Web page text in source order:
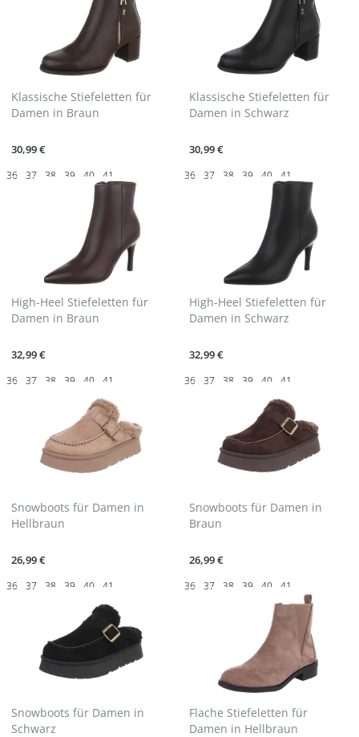
Klassische Stiefeletten für
Damen in Braun
30,99 €
36 37 38 39 40 41
Klassische Stiefeletten für
Damen in Schwarz
30,99 €
36 37 38 39 40 41
High-Heel Stiefeletten für
Damen in Braun
32,99 €
36 37 38 39 40 41
High-Heel Stiefeletten für
Damen in Schwarz
32,99 €
36 37 38 39 40 41
Snowboots für Damen in
Hellbraun
26,99 €
36 37 38 39 40 41
Snowboots für Damen in
Braun
26,99 €
36 37 38 39 40 41
Snowboots für Damen in
Schwarz
Flache Stiefeletten für
Damen in Hellbraun